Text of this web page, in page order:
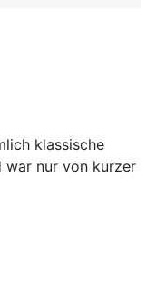
klassische
war nur von kurzer